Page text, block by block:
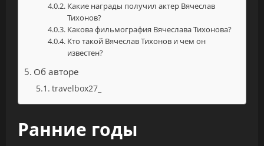
Какие награды получил актер Вячеслав
Тихонов?
Какова фильмография Вячеслава Тихонова?
Кто такой Вячеслав Тихонов и чем он
известен?
Об авторе
travelbox27_
Ранние годы